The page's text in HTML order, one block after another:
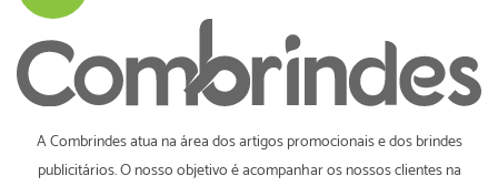
A Combrindes atua na área dos artigos promocionais e dos brindes
publicitários. O nosso objetivo é acompanhar os nossos clientes na